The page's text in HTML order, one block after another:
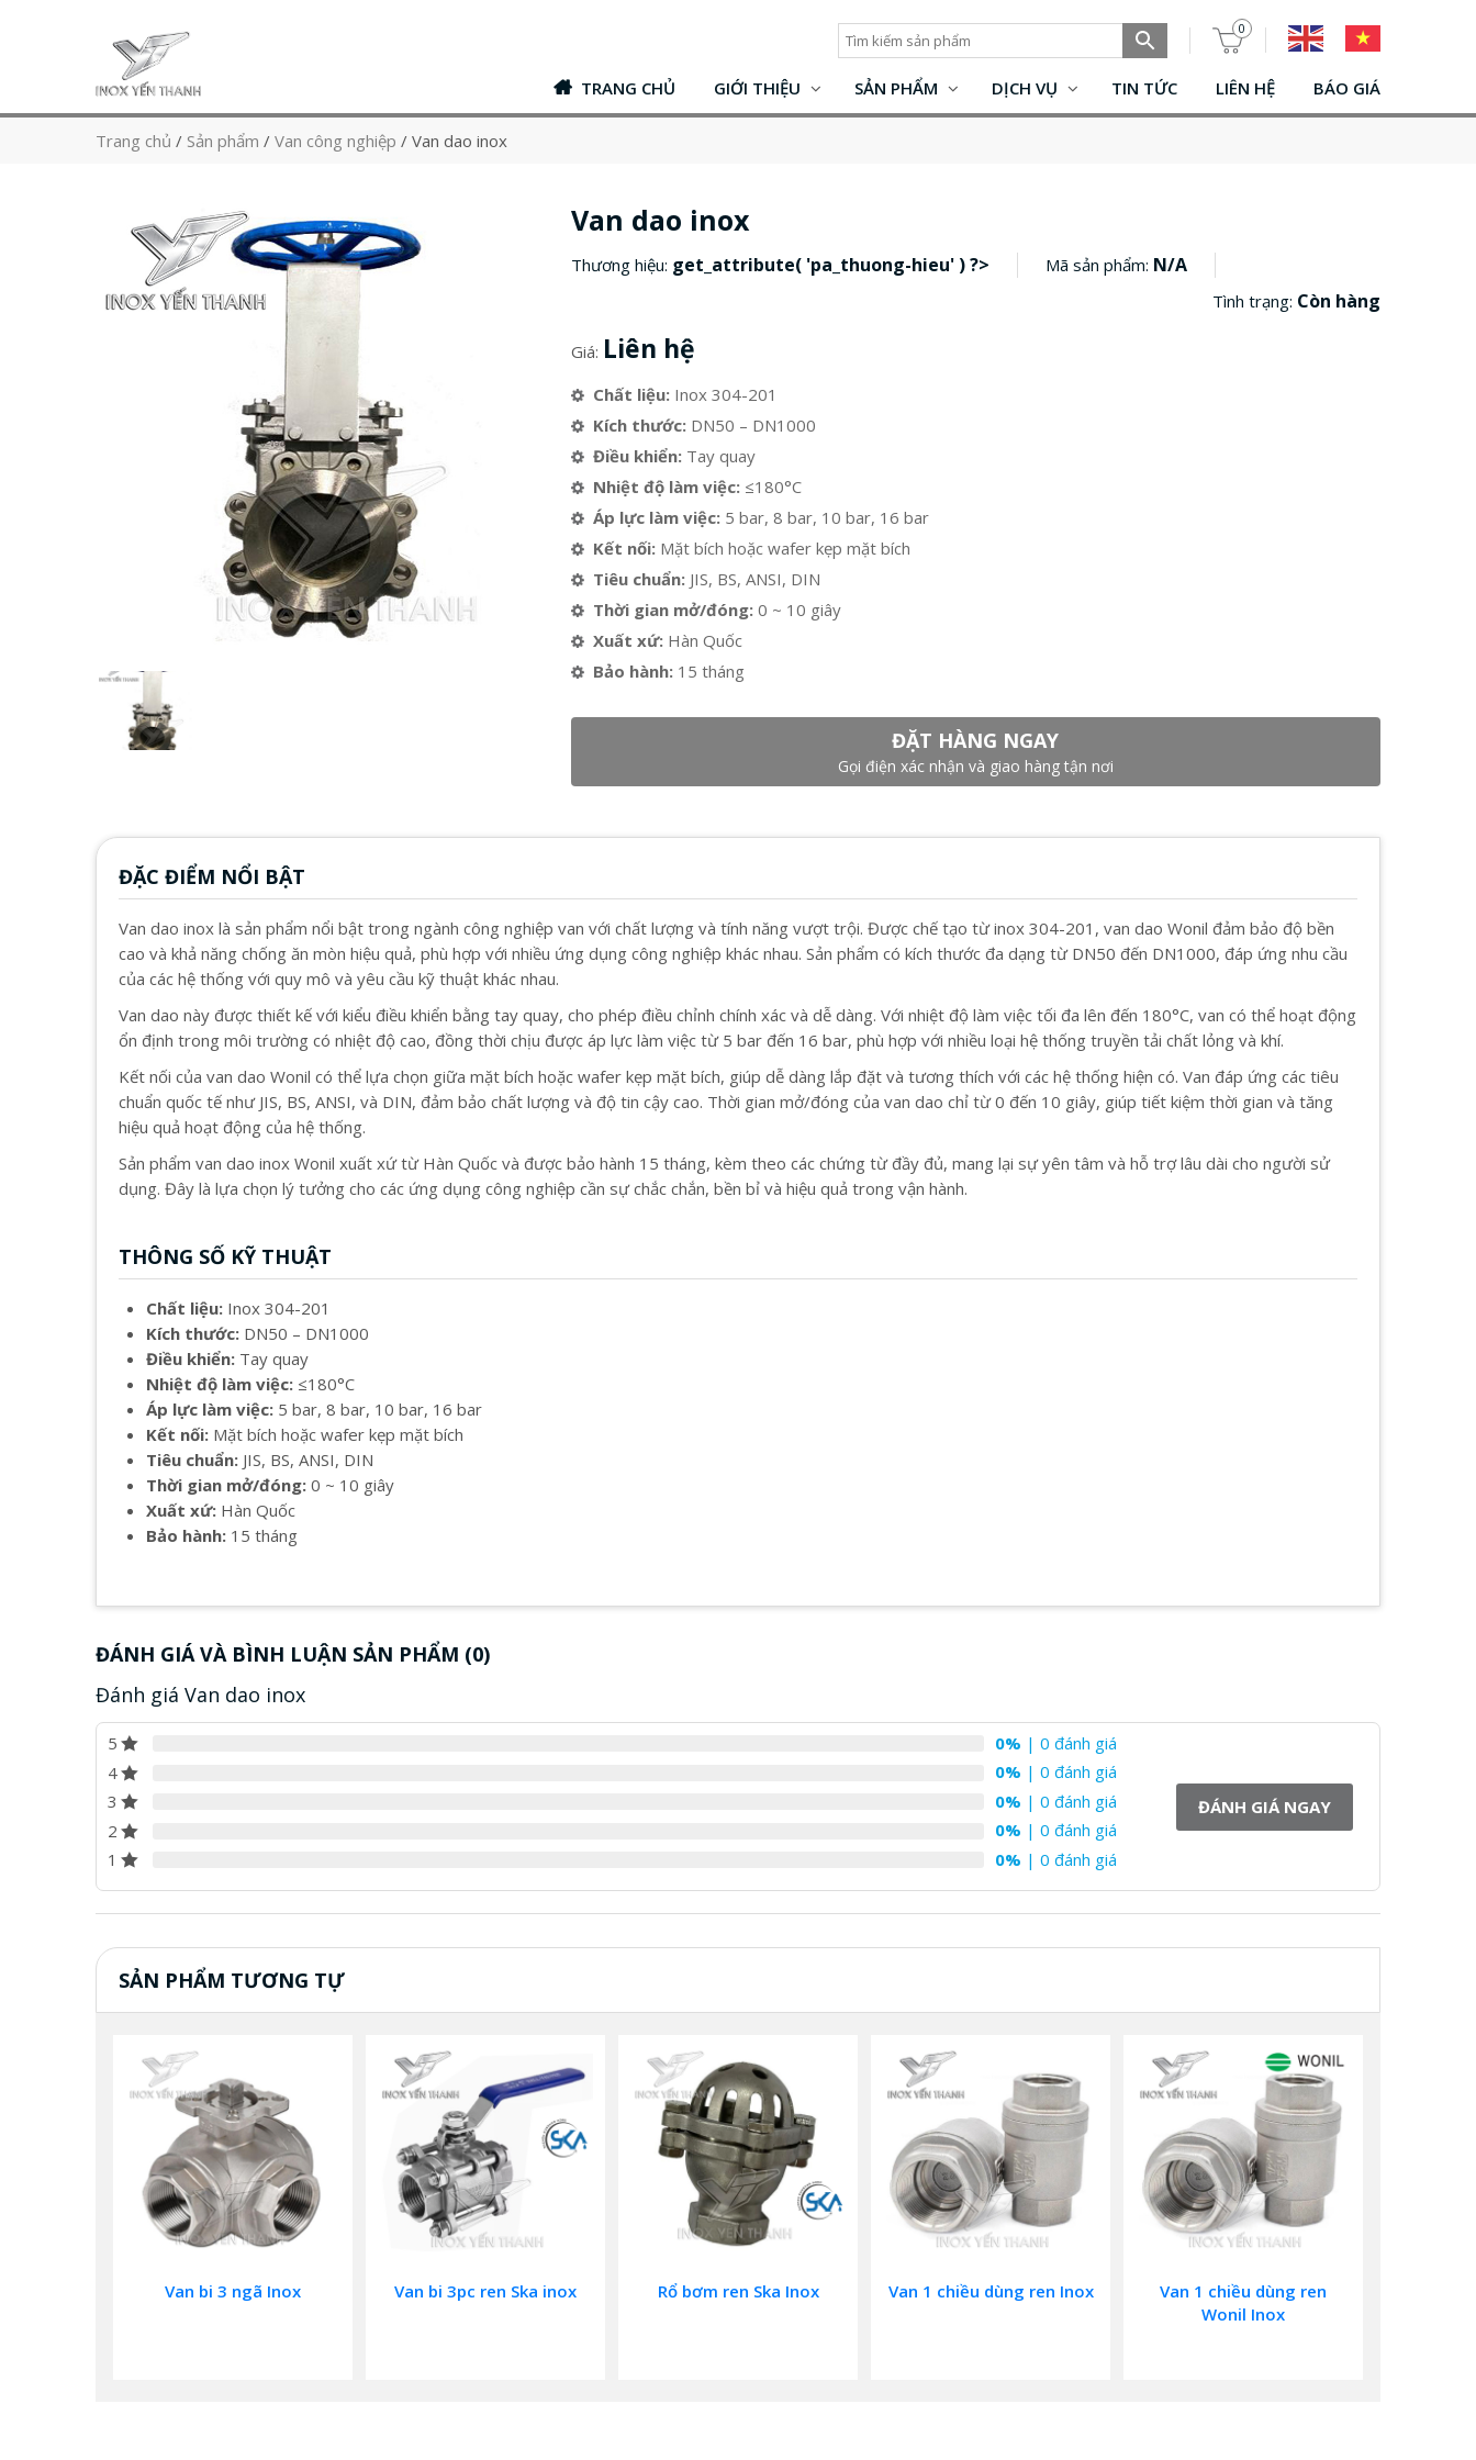
0
TRANG CHỦ GIỚI THIỆU SẢN PHẨM DỊCH VỤ TIN TỨC LIÊN HỆ BÁO GIÁ
Trang chủ / Sản phẩm / Van công nghiệp / Van dao inox
Van dao inox
Thương hiệu: get_attribute( 'pa_thuong-hieu' ) ?> Mã sản phẩm: N/A
Tình trạng: Còn hàng
Giá: Liên hệ
Chất liệu:Inox 304-201
Kích thước:DN50 – DN1000
Điều khiển:Tay quay
Nhiệt độ làm việc:≤180°C
Áp lực làm việc:5 bar, 8 bar, 10 bar, 16 bar
Kết nối:Mặt bích hoặc wafer kẹp mặt bích
Tiêu chuẩn:JIS, BS, ANSI, DIN
Thời gian mở/đóng:0 ~ 10 giây
Xuất xứ:Hàn Quốc
Bảo hành:15 tháng
ĐẶT HÀNG NGAY
Gọi điện xác nhận và giao hàng tận nơi
ĐẶC ĐIỂM NỔI BẬT
Van dao inox là sản phẩm nổi bật trong ngành công nghiệp van với chất lượng và tính năng vượt trội. Được chế tạo từ inox 304-201, van dao Wonil đảm bảo độ bền
cao và khả năng chống ăn mòn hiệu quả, phù hợp với nhiều ứng dụng công nghiệp khác nhau. Sản phẩm có kích thước đa dạng từ DN50 đến DN1000, đáp ứng nhu cầu
của các hệ thống với quy mô và yêu cầu kỹ thuật khác nhau.
Van dao này được thiết kế với kiểu điều khiển bằng tay quay, cho phép điều chỉnh chính xác và dễ dàng. Với nhiệt độ làm việc tối đa lên đến 180°C, van có thể hoạt động
ổn định trong môi trường có nhiệt độ cao, đồng thời chịu được áp lực làm việc từ 5 bar đến 16 bar, phù hợp với nhiều loại hệ thống truyền tải chất lỏng và khí.
Kết nối của van dao Wonil có thể lựa chọn giữa mặt bích hoặc wafer kẹp mặt bích, giúp dễ dàng lắp đặt và tương thích với các hệ thống hiện có. Van đáp ứng các tiêu
chuẩn quốc tế như JIS, BS, ANSI, và DIN, đảm bảo chất lượng và độ tin cậy cao. Thời gian mở/đóng của van dao chỉ từ 0 đến 10 giây, giúp tiết kiệm thời gian và tăng
hiệu quả hoạt động của hệ thống.
Sản phẩm van dao inox Wonil xuất xứ từ Hàn Quốc và được bảo hành 15 tháng, kèm theo các chứng từ đầy đủ, mang lại sự yên tâm và hỗ trợ lâu dài cho người sử
dụng. Đây là lựa chọn lý tưởng cho các ứng dụng công nghiệp cần sự chắc chắn, bền bỉ và hiệu quả trong vận hành.
THÔNG SỐ KỸ THUẬT
Chất liệu: Inox 304-201
Kích thước: DN50 – DN1000
Điều khiển: Tay quay
Nhiệt độ làm việc: ≤180°C
Áp lực làm việc: 5 bar, 8 bar, 10 bar, 16 bar
Kết nối: Mặt bích hoặc wafer kẹp mặt bích
Tiêu chuẩn: JIS, BS, ANSI, DIN
Thời gian mở/đóng: 0 ~ 10 giây
Xuất xứ: Hàn Quốc
Bảo hành: 15 tháng
ĐÁNH GIÁ VÀ BÌNH LUẬN SẢN PHẨM (0)
Đánh giá Van dao inox
5 0% | 0 đánh giá
4
0% | 0 đánh giá
3
0% | 0 đánh giá
2
0% | 0 đánh giá
1
0% | 0 đánh giá
ĐÁNH GIÁ NGAY
SẢN PHẨM TƯƠNG TỰ
Van bi 3 ngã Inox Van bi 3pc ren Ska inox Rổ bơm ren Ska Inox Van 1 chiều dùng ren Inox
Van 1 chiều dùng ren
Wonil Inox